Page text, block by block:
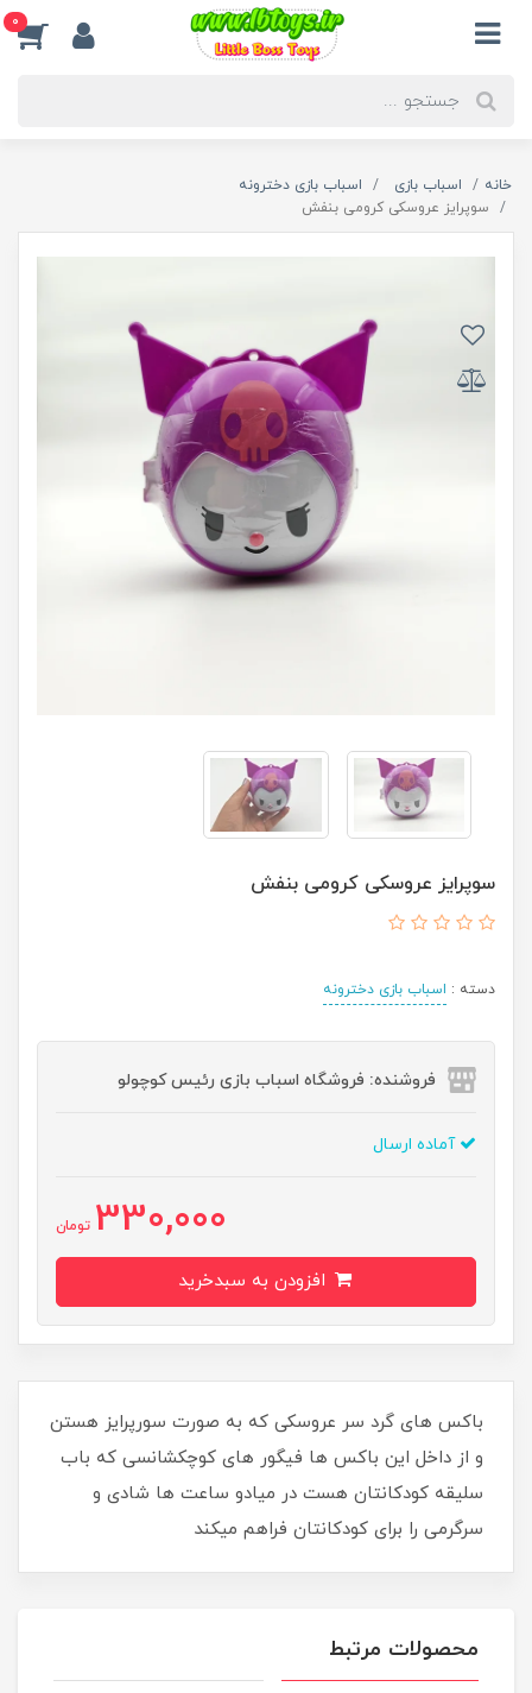
0
خانه اسباب بازی
اسباب بازی دخترونه
سوپرایز عروسکی کرومی بنفش
سوپرایز عروسکی کرومی بنفش
دسته : اسباب بازی دخترونه
فروشنده: فروشگاه اسباب بازی رئیس کوچولو
آماده ارسال
330,000 تومان
باکس های گرد سر عروسکی که به صورت سورپرایز هستن
و از داخل این باکس ها فیگور های کوچکشانسی که باب
سلیقه کودکانتان هست در میادو ساعت ها شادی و
سرگرمی را برای کودکانتان فراهم میکند
محصولات مرتبط